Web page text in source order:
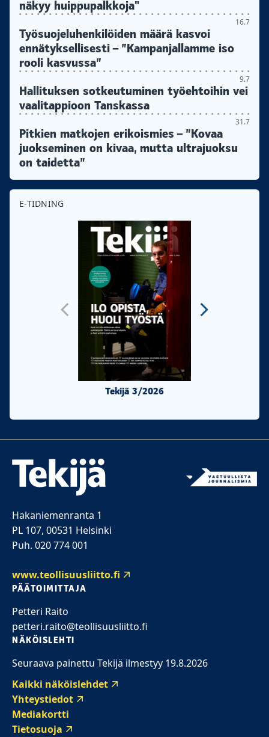
näkyy huippupalkkoja"
16.7
Työsuojeluhenkilöiden määrä kasvoi
ennätyksellisesti – ”Kampanjallamme iso
rooli kasvussa”
9.7
Hallituksen sotkeutuminen työehtoihin vei
vaalitappioon Tanskassa
31.7
Pitkien matkojen erikoismies – ”Kovaa
juokseminen on kivaa, mutta ultrajuoksu
on taidetta”
E-TIDNING
Tekijä 3/2026
Hakaniemenranta 1
PL 107, 00531 Helsinki
Puh. 020 774 001
www.teollisuusliitto.fi
PÄÄTOIMITTAJA
Petteri Raito
petteri.raito@teollisuusliitto.fi
NÄKÖISLEHTI
Seuraava painettu Tekijä ilmestyy 19.8.2026
Kaikki näköislehdet
Yhteystiedot
Mediakortti
Tietosuoja